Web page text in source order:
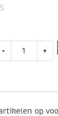
- +
op